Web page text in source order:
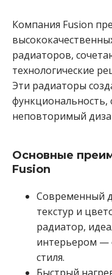
Компания Fusion
радиаторов,
технологические
Эти радиаторы
функциональность,
неповторимый
Основные
Fusion
Современный
текстур и
радиатор,
интерьером —
стиля.